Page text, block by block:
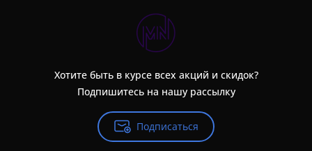
Хотите быть в курсе всех акций и скидок?
Подпишитесь на нашу рассылку
Подписаться